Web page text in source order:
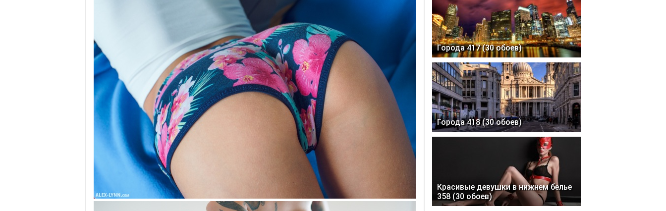
Города 417 (30 обоев)
Города 418 (30 обоев)
Красивые девушки в нижнем белье
358 (30 обоев)